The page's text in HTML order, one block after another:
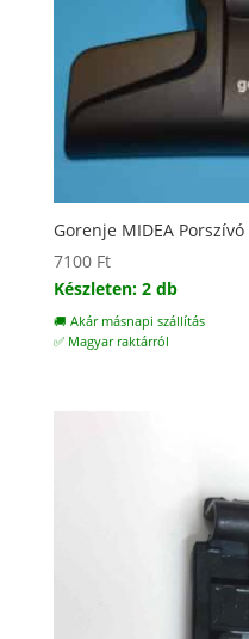
Gorenje MIDEA
7100 Ft
Készleten: 2 db
🚚 Akár másnapi szállítás
✅ Magyar raktárról